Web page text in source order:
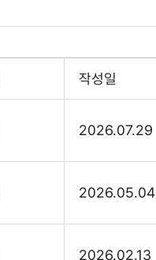
작성일
2026.07.29
2026.05.04
2026.02.13